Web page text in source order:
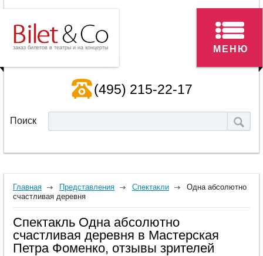
заказ билетов в театры и на концерты
(495) 215-22-17
Поиск
МЕНЮ
Главная Представления Спектакли
Одна абсолютно
счастливая деревня
Спектакль Одна абсолютно
счастливая деревня в Мастерская
Петра Фоменко, отзывы зрителей